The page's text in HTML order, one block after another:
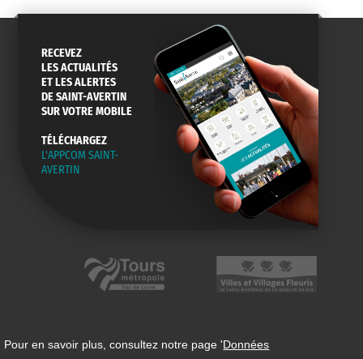
RECEVEZ
LES ACTUALITÉS
ET LES ALERTES
DE SAINT-AVERTIN
SUR VOTRE MOBILE
TÉLÉCHARGEZ
L'APPCOM SAINT-
AVERTIN
en savoir plus, consultez notre page 'Données